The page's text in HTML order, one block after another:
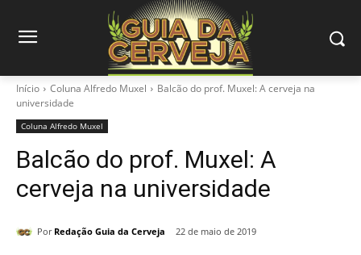
Início Coluna Alfredo Muxel
Balcão do prof. Muxel: A cerveja na
universidade
Coluna Alfredo Muxel
Balcão do prof. Muxel: A
cerveja na universidade
Por Redação Guia da Cerveja 22 de maio de 2019